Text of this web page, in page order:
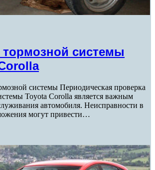
тормозной системы
системы Периодическая проверка
Toyota Corolla является важным
автомобиля. Неисправности в
могут привести…